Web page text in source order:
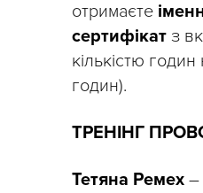
отримаєте
сертифікат з
кількістю
годин).
ТРЕНІНГ
Тетяна Ремех –